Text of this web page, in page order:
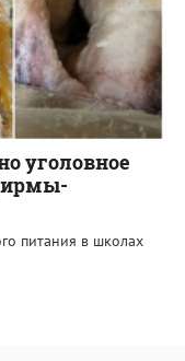
уголовное
питания в школах